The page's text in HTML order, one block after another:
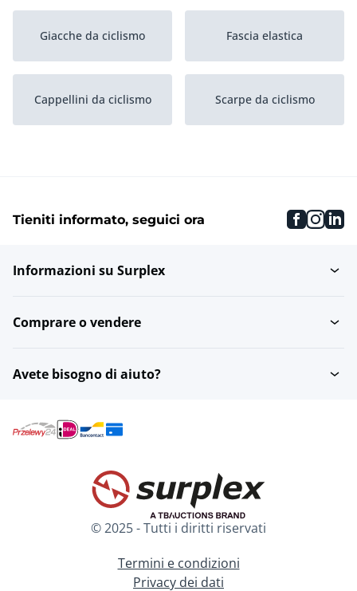
Giacche da ciclismo Fascia elastica
Cappellini da ciclismo Scarpe da ciclismo
Calzetteria Bandane
Ginocchiere
Sovrascarpe da ciclismo Calze da ciclismo
Tieniti informato, seguici ora
Informazioni su Surplex
Comprare o vendere
Avete bisogno di aiuto?
© 2025 - Tutti i diritti riservati
Termini e condizioni
Privacy dei dati